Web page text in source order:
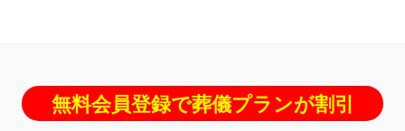
無料会員登録で葬儀プランが割引